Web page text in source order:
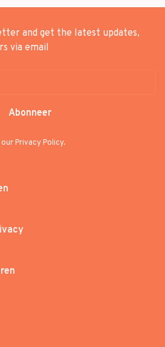
and get the latest updates,
via email
Abonneer
Privacy Policy.